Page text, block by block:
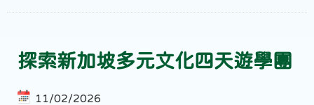
探索新加坡多元文化四天遊學團
11/02/2026